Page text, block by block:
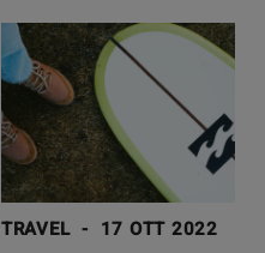
TRAVEL - 17 OTT 2022